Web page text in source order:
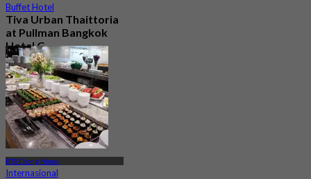
Buffet Hotel
Tiva Urban Thaittoria
at Pullman Bangkok
Hotel G
4.8
472 telah dipesan
Dari฿ 292.5
BTS Chong Nonsi
Internasional